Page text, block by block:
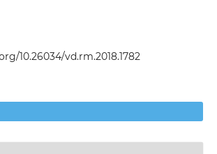
10.26034/vd.rm.2018.1782